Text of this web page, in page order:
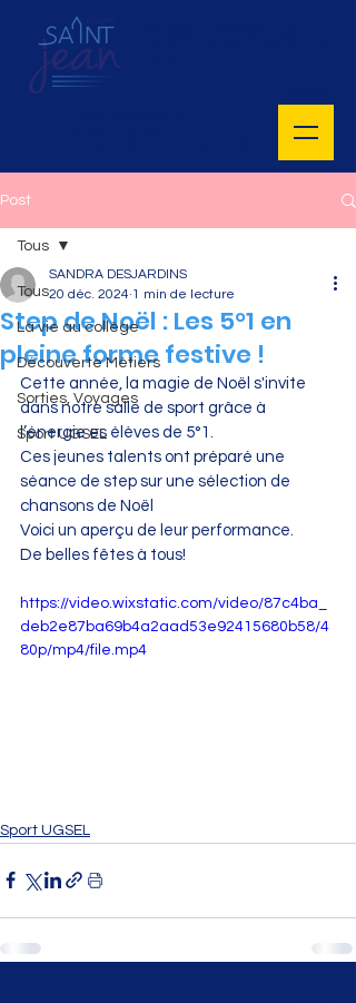
Post
Tous
La vie au collège
Découverte Métiers
Sorties, Voyages
Sport UGSEL
Tous
Step de Noël : Les 5°1 en
pleine forme festive !
SANDRA DESJARDINS
20 déc. 2024 1 min de lecture
Cette année, la magie de Noël s'invite
dans notre salle de sport grâce à
l’énergie es élèves de 5°1.
Ces jeunes talents ont préparé une
séance de step sur une sélection de
chansons de Noël
Voici un aperçu de leur performance.
De belles fêtes à tous!
https://video.wixstatic.com/video/87c4ba_
deb2e87ba69b4a2aad53e92415680b58/4
80p/mp4/file.mp4
Sport UGSEL